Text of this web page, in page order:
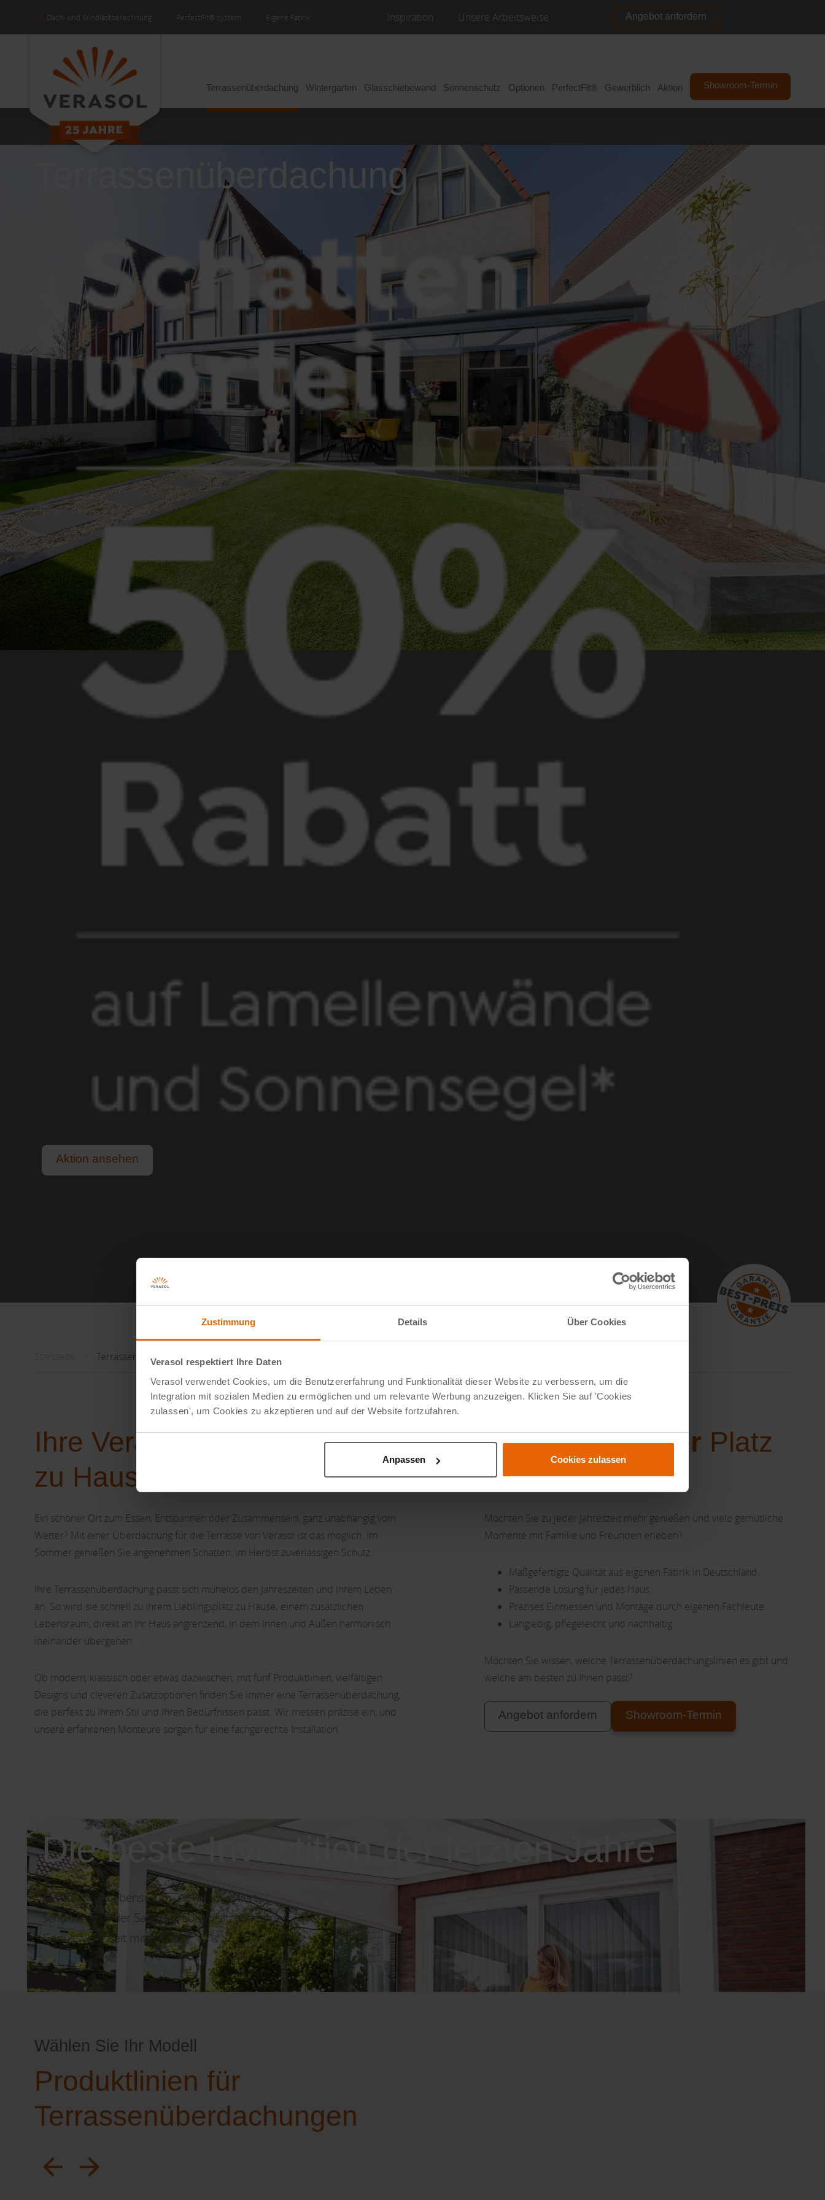
Zustimmung Details Über Cookies
Verasol respektiert Ihre Daten
Verasol verwendet Cookies, um die Benutzererfahrung und Funktionalität dieser Website zu verbessern, um die
Integration mit sozialen Medien zu ermöglichen und um relevante Werbung anzuzeigen. Klicken Sie auf 'Cookies
zulassen', um Cookies zu akzeptieren und auf der Website fortzufahren.
Anpassen Cookies zulassen
Dach- und Windlastberechnung PerfectFit® system Eigene Fabrik Inspiration Unsere Arbeitsweise Angebot anfordern
Terrassenüberdachung Wintergarten Glasschiebewand Sonnenschutz Optionen PerfectFit® Gewerblich Aktion Showroom-Termin
Terrassenüberdachung
Aktion ansehen
Terrassenüberdachung
Ihre Verasol-Terrassenüberdachung, Ihrschönster Platz
zu Hause
Ein schöner Ort zum Essen, Entspannen oder Zusammensein, ganz unabhängig vom
Wetter? Mit einer Überdachung für die Terrasse von Verasol ist das möglich. Im
Sommer genießen Sie angenehmen Schatten, im Herbst zuverlässigen Schutz.
Ihre Terrassenüberdachung passt sich mühelos den Jahreszeiten und Ihrem Leben
an. So wird sie schnell zu Ihrem Lieblingsplatz zu Hause; einem zusätzlichen
Lebensraum, direkt an Ihr Haus angrenzend, in dem Innen und Außen harmonisch
ineinander übergehen.
Ob modern, klassisch oder etwas dazwischen; mit fünf Produktlinien, vielfältigen
Designs und cleveren Zusatzoptionen finden Sie immer eine Terrassenüberdachung,
die perfekt zu Ihrem Stil und Ihren Bedürfnissen passt. Wir messen präzise ein, und
unsere erfahrenen Monteure sorgen für eine fachgerechte Installation.
Möchten Sie zu jeder Jahreszeit mehr genießen und viele gemütliche
Momente mit Familie und Freunden erleben?
Maßgefertigte Qualität aus eigenen Fabrik in Deutschland.
Passende Lösung für jedes Haus
Präzises Einmessen und Montage durch eigenen Fachleute
Langlebig, pflegeleicht und nachhaltig
Möchten Sie wissen, welche Terrassenüberdachungslinien es gibt und
welche am besten zu Ihnen passt?
Angebot anfordern Showroom-Termin
Die beste Investition der letzten Jahre
Zusätzlicher Lebensraum, clever investiert
Schon früh in der Saison draußen sitzen können
Genussvolle Zeit miteinander
Wählen Sie Ihr Modell
Produktlinien für
Terrassenüberdachungen